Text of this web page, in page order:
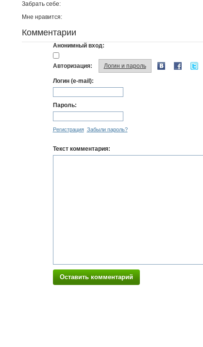
Забрать себе:
Мне нравится:
Комментарии
Анонимный вход:
Авторизация: Логин и пароль
Логин (e-mail):
Пароль:
Регистрация Забыли пароль?
Текст комментария:
Оставить комментарий